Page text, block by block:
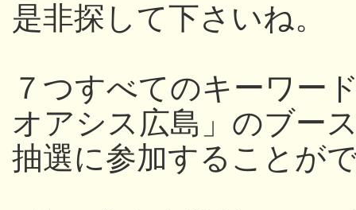
是非探して下さいね。
７つすべてのキーワー
オアシス広島」のブー
抽選に参加することが